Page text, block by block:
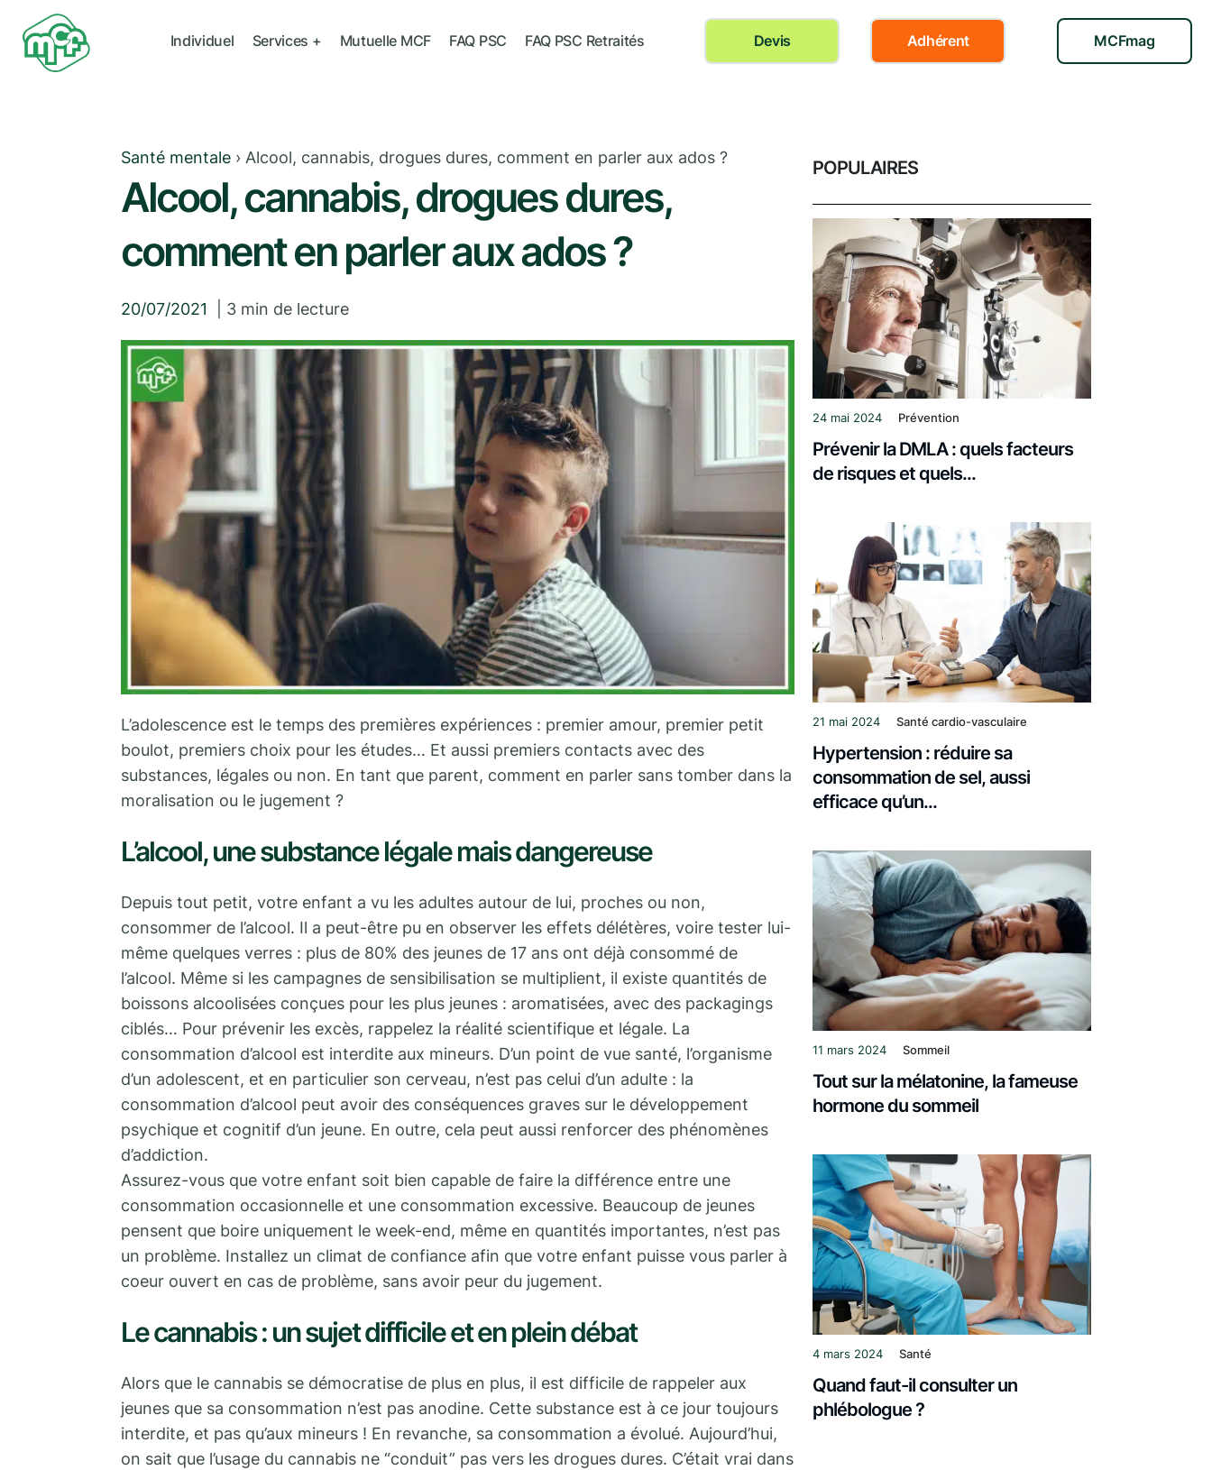
Individuel Services + Mutuelle MCF FAQ PSC FAQ PSC Retraités Devis Adhérent MCFmag
Santé mentale › Alcool, cannabis, drogues dures, comment en parler aux ados ?
Alcool, cannabis, drogues dures,
comment en parler aux ados ?
20/07/2021 3 min de lecture
L’adolescence est le temps des premières expériences : premier amour, premier petit
boulot, premiers choix pour les études… Et aussi premiers contacts avec des
substances, légales ou non. En tant que parent, comment en parler sans tomber dans la
moralisation ou le jugement ?
L’alcool, une substance légale mais dangereuse
Depuis tout petit, votre enfant a vu les adultes autour de lui, proches ou non,
consommer de l’alcool. Il a peut-être pu en observer les effets délétères, voire tester lui-
même quelques verres : plus de 80% des jeunes de 17 ans ont déjà consommé de
l’alcool. Même si les campagnes de sensibilisation se multiplient, il existe quantités de
boissons alcoolisées conçues pour les plus jeunes : aromatisées, avec des packagings
ciblés… Pour prévenir les excès, rappelez la réalité scientifique et légale. La
consommation d’alcool est interdite aux mineurs. D’un point de vue santé, l’organisme
d’un adolescent, et en particulier son cerveau, n’est pas celui d’un adulte : la
consommation d’alcool peut avoir des conséquences graves sur le développement
psychique et cognitif d’un jeune. En outre, cela peut aussi renforcer des phénomènes
d’addiction.
Assurez-vous que votre enfant soit bien capable de faire la différence entre une
consommation occasionnelle et une consommation excessive. Beaucoup de jeunes
pensent que boire uniquement le week-end, même en quantités importantes, n’est pas
un problème. Installez un climat de confiance afin que votre enfant puisse vous parler à
coeur ouvert en cas de problème, sans avoir peur du jugement.
Le cannabis : un sujet difficile et en plein débat
Alors que le cannabis se démocratise de plus en plus, il est difficile de rappeler aux
jeunes que sa consommation n’est pas anodine. Cette substance est à ce jour toujours
interdite, et pas qu’aux mineurs ! En revanche, sa consommation a évolué. Aujourd’hui,
on sait que l’usage du cannabis ne “conduit” pas vers les drogues dures. C’était vrai dans
POPULAIRES
24 mai 2024 Prévention
Prévenir la DMLA : quels facteurs
de risques et quels...
21 mai 2024 Santé cardio-vasculaire
Hypertension : réduire sa
consommation de sel, aussi
efficace qu’un...
11 mars 2024 Sommeil
Tout sur la mélatonine, la fameuse
hormone du sommeil
4 mars 2024 Santé
Quand faut-il consulter un
phlébologue ?